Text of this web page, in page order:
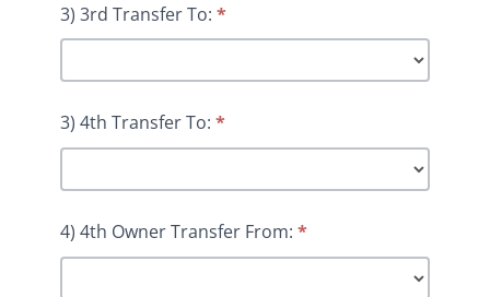
3) 3rd Transfer To: *
3) 4th Transfer To: *
4) 4th Owner Transfer From: *